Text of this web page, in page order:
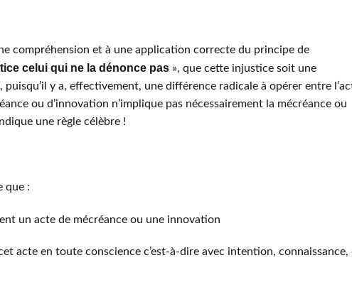
compréhension et à une application correcte du principe de
celui qui ne la dénonce pas », que cette injustice soit une
y a, effectivement, une différence radicale à opérer entre
ou d’innovation n’implique pas nécessairement la mécréance ou
une règle célèbre !
que :
un acte de mécréance ou une innovation
en toute conscience c’est-à-dire avec intention, connaissance,